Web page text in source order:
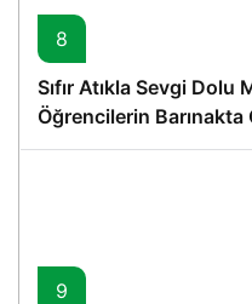
8
Sıfır Atıkla Sevgi Dolu
Öğrencilerin
Proje
9